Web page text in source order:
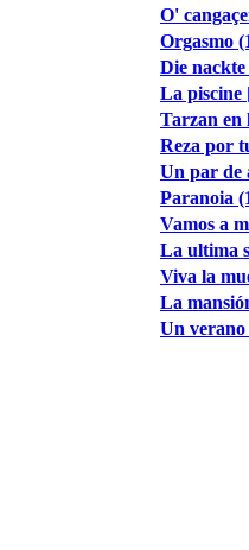
O'
Orgasmo
Die
La piscine
Tarzan en
Reza por
Un par de
Paranoia
Vamos a
La ultima
Viva la
La
Un